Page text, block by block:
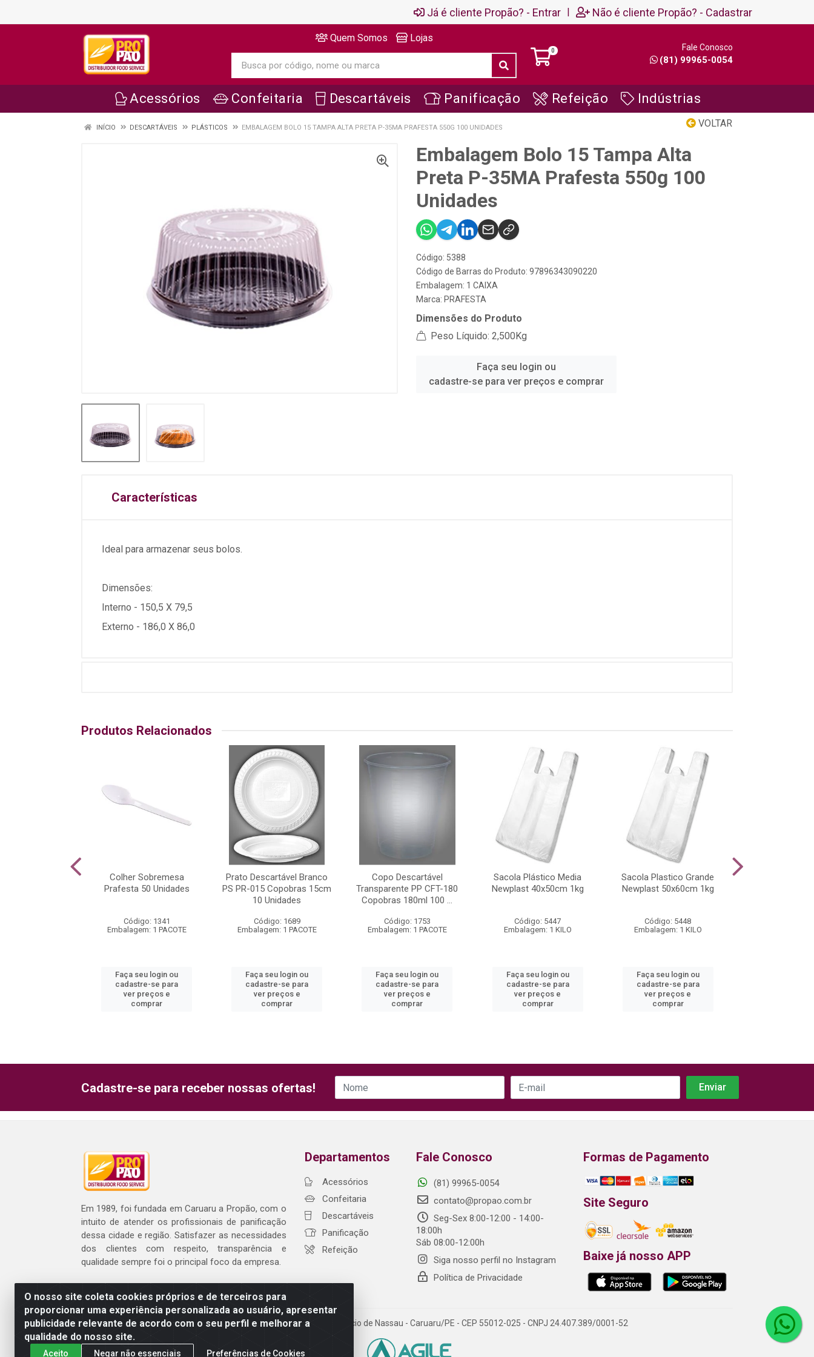
Já é cliente Propão? - Entrar | Não é cliente Propão? - Cadastrar
Quem Somos Lojas
0 Fale Conosco
(81) 99965-0054
Acessórios Confeitaria Descartáveis Panificação Refeição Indústrias
VOLTAR
INÍCIO DESCARTÁVEIS PLÁSTICOS EMBALAGEM BOLO 15 TAMPA ALTA PRETA P-35MA PRAFESTA 550G 100 UNIDADES
Embalagem Bolo 15 Tampa Alta
Preta P-35MA Prafesta 550g 100
Unidades
Código: 5388
Código de Barras do Produto: 97896343090220
Embalagem: 1 CAIXA
Marca: PRAFESTA
Dimensões do Produto
Peso Líquido: 2,500Kg
Faça seu login ou
cadastre-se para ver preços e comprar
Características
Ideal para armazenar seus bolos.
Dimensões:
Interno - 150,5 X 79,5
Externo - 186,0 X 86,0
Produtos Relacionados
Colher Sobremesa
Prafesta 50 Unidades
Código: 1341
Embalagem: 1 PACOTE
Faça seu login ou
cadastre-se para
ver preços e
comprar
Prato Descartável Branco
PS PR-015 Copobras 15cm
10 Unidades
Código: 1689
Embalagem: 1 PACOTE
Faça seu login ou
cadastre-se para
ver preços e
comprar
Copo Descartável
Transparente PP CFT-180
Copobras 180ml 100 ...
Código: 1753
Embalagem: 1 PACOTE
Faça seu login ou
cadastre-se para
ver preços e
comprar
Sacola Plástico Media
Newplast 40x50cm 1kg
Código: 5447
Embalagem: 1 KILO
Faça seu login ou
cadastre-se para
ver preços e
comprar
Sacola Plastico Grande
Newplast 50x60cm 1kg
Código: 5448
Embalagem: 1 KILO
Faça seu login ou
cadastre-se para
ver preços e
comprar
O nosso site coleta cookies próprios e de terceiros para
proporcionar uma experiência personalizada ao usuário, apresentar
publicidade relevante de acordo com o seu perfil e melhorar a
qualidade do nosso site.
Aceito Negar não essenciais Preferências de Cookies
Cadastre-se para receber nossas ofertas!
Em 1989, foi fundada em Caruaru a Propão, com o
intuito de atender os profissionais de panificação
dessa cidade e região. Satisfazer as necessidades
dos clientes com respeito, transparência e
qualidade sempre foi o principal foco da empresa.
Departamentos
Acessórios
Confeitaria
Descartáveis
Panificação
Refeição
Fale Conosco
(81) 99965-0054
contato@propao.com.br
Seg-Sex 8:00-12:00 - 14:00-
18:00h
Sáb 08:00-12:00h
Siga nosso perfil no Instagram
Política de Privacidade
Formas de Pagamento
Site Seguro
Baixe já nosso APP
Propão - Rua Armando da Fonte, 91 - Maurício de Nassau - Caruaru/PE - CEP 55012-025 - CNPJ 24.407.389/0001-52